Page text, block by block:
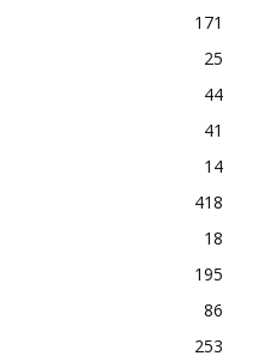
171
25
44
41
14
418
18
195
86
253